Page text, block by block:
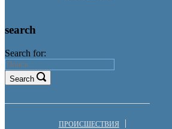
search
Search for:
Search
ПРОИСШЕСТВИЯ